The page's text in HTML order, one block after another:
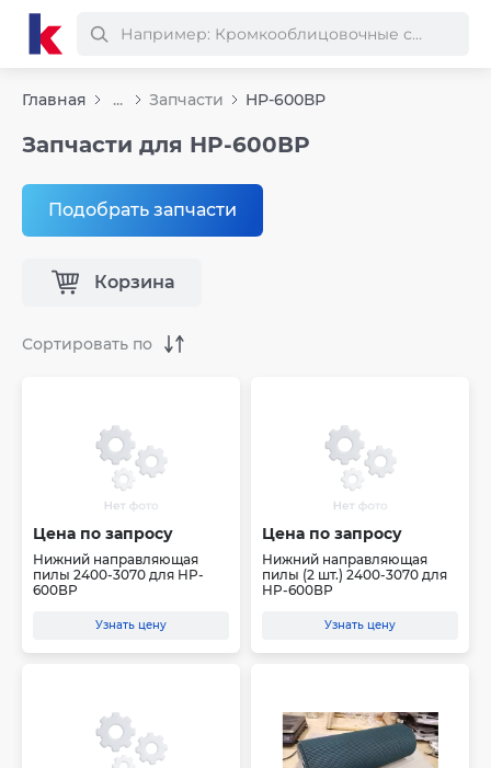
Главная ... Запчасти HP-600ВР
Запчасти для HP-600ВР
Подобрать запчасти
Корзина
Цена по запросу
Нижний направляющая
пилы 2400-3070 для HP-
600ВР
Узнать цену
Цена по запросу
Нижний направляющая
пилы (2 шт.) 2400-3070 для
HP-600ВР
Узнать цену